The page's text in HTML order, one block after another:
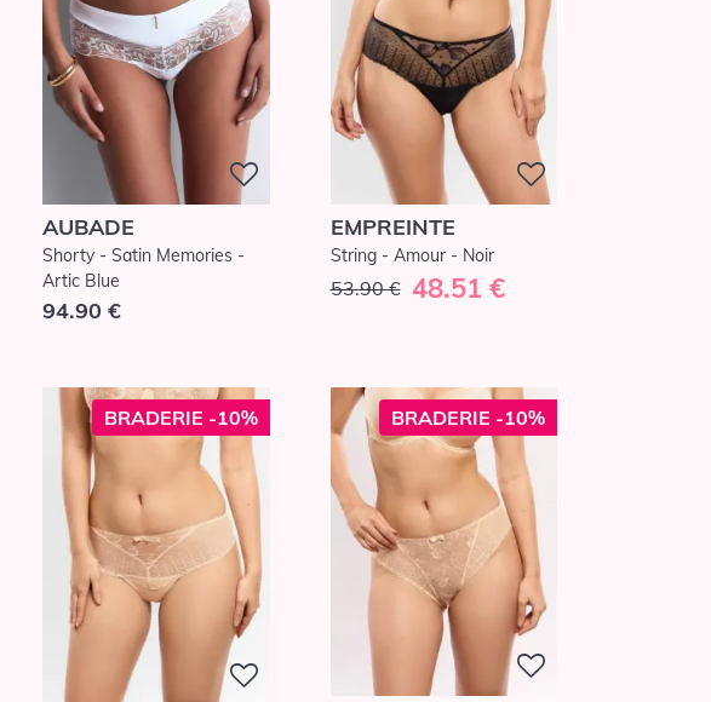
AUBADE
Shorty - Satin Memories -
Artic Blue
94.90 €
EMPREINTE
String - Amour - Noir
53.90 € 48.51 €
BRADERIE -10% BRADERIE -10%